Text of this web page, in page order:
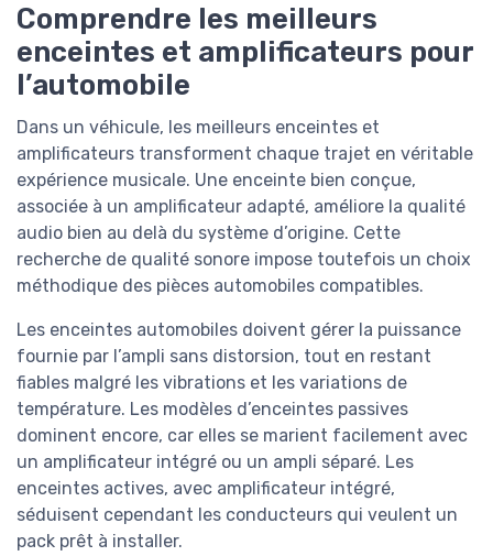
Comprendre les meilleurs
enceintes et amplificateurs pour
l’automobile
Dans un véhicule, les meilleurs enceintes et
amplificateurs transforment chaque trajet en véritable
expérience musicale. Une enceinte bien conçue,
associée à un amplificateur adapté, améliore la qualité
audio bien au delà du système d’origine. Cette
recherche de qualité sonore impose toutefois un choix
méthodique des pièces automobiles compatibles.
Les enceintes automobiles doivent gérer la puissance
fournie par l’ampli sans distorsion, tout en restant
fiables malgré les vibrations et les variations de
température. Les modèles d’enceintes passives
dominent encore, car elles se marient facilement avec
un amplificateur intégré ou un ampli séparé. Les
enceintes actives, avec amplificateur intégré,
séduisent cependant les conducteurs qui veulent un
pack prêt à installer.